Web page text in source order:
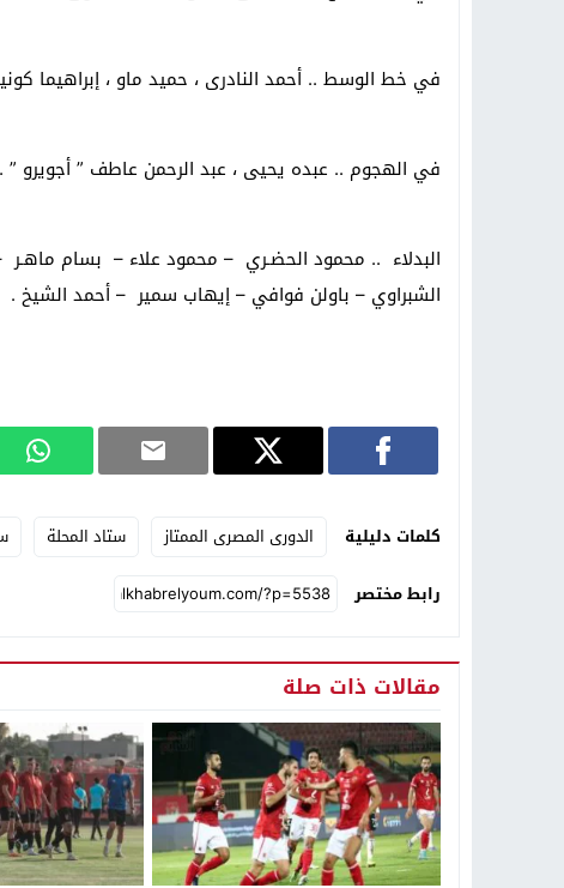
في خط الوسط .. أحمد النادرى ، حميد ماو ، إبراهيما
في الهجوم .. عبده يحيى ، عبد الرحمن عاطف ” أجويرو ” .
البدلاء .. محمود الحضـري – محمود علاء – بسام
الشبراوي – باولن فوافي – إيهاب سمير – أحمد الشيخ .
كلمات دليلية الدورى المصرى الممتاز ستاد المحلة
رابط مختصر
مقالات ذات صلة